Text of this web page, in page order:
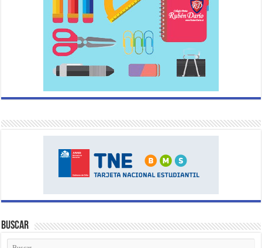
Buscar